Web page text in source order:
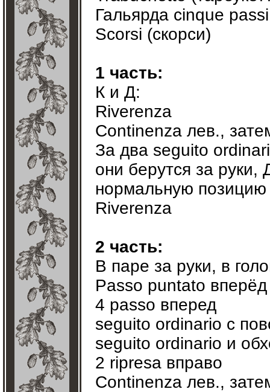
Гальярда cinque
Scorsi (скорси)
1 часть:
К и Д:
Riverenza
Continenza лев.,
За два seguito
они берутся за руки,
нормальную
Riverenza
2 часть:
В паре за руки, в
Passo puntato
4 passo вперед
seguito ordinario с
seguito ordinario и
2 ripresa вправо
Continenza лев.,